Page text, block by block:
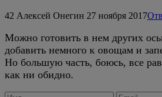
42 Алексей Онегин 27 ноября 2017
Можно готовить в нем других
добавить немного к овощам и
Но большую часть, боюсь, все
как ни обидно.